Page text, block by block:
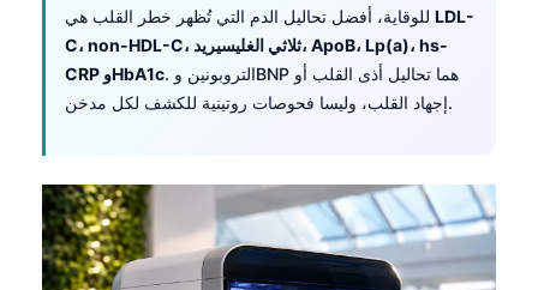
LDL-
C، non-HDL-C، ثلاثي الغليسيريد، ApoB، Lp(a)، hs-
CRP وHbA1c. التروبونين وBNP هما تحاليل أذى القلب أو
إجهاد القلب، وليسا فحوصات روتينية للكشف لكل مدخن.